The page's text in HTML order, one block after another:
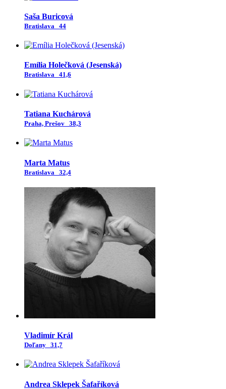
Saša Buricová
Bratislava 44
Emília Holečková (Jesenská)
Bratislava 41,6
Tatiana Kuchárová
Praha, Prešov 38,3
Marta Matus
Bratislava 32,4
Vladimír Král
Doľany 31,7
Andrea Sklepek Šafaříková